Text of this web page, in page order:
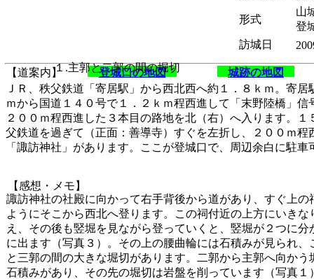
形式
山
登
訪城日
ＪＲ、秩父鉄道「寄居駅」から西北西へ約１．８ｋｍ。寄居
ｍから国道１４０号で１．２ｋｍ程西進して「末野陸橋」信
２００ｍ程西進した３本目の路地を北（右）へ入ります。１
父鉄道を過ぎて（正面：善導寺）すぐを左折し、２００ｍ程
「諏訪神社」があります。ここが登城口で、周辺余白に駐車
【道案内】 登城口の地図 城跡の地図
１.主郭と二郭の間の堀切
諏訪神社の社殿に向かって右手背後から道があり、すぐ上の
ようにそこから西北へ登ります。この祠付近の上方にいきな
え、その後も竪堀を見ながら登っていくと、竪堀が２つに分
に出ます（写真３）。その上の腰曲輪には石積みが見られ、
と三郭の間の大きな堀切があります。二郭から主郭へ向かう
石積みがあり、その先の堀切は岩盤を削っています（写真１
【感想・メモ】